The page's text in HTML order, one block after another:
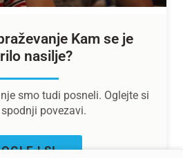
Kam se je
nasilje?
smo tudi posneli. Oglejte si
povezavi.
OGLEJ SI